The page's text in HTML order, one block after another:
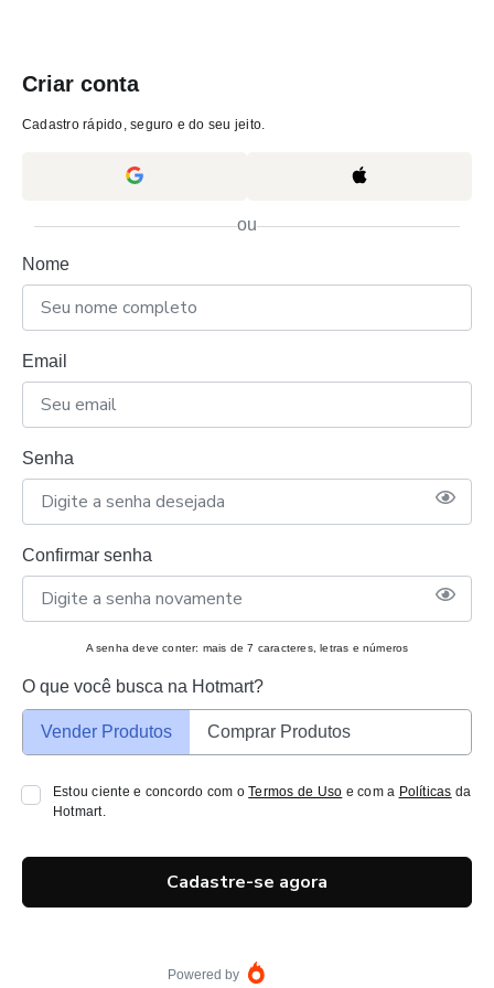
Criar conta
Cadastro rápido, seguro e do seu jeito.
ou
Nome
Email
Senha
Confirmar senha
A senha deve conter: mais de 7 caracteres, letras e números
O que você busca na Hotmart?
Vender Produtos Comprar Produtos
Estou ciente e concordo com oTermos de Uso e com a Políticas da
Hotmart.
Cadastre-se agora
Powered by